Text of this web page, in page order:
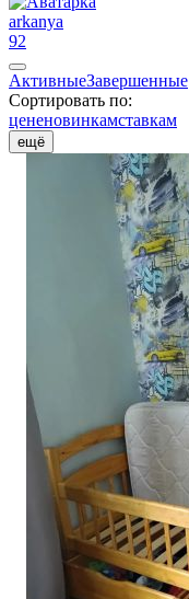
arkanya
92
АктивныеЗавершенные
Сортировать по:
цененовинкамставкам
ещё